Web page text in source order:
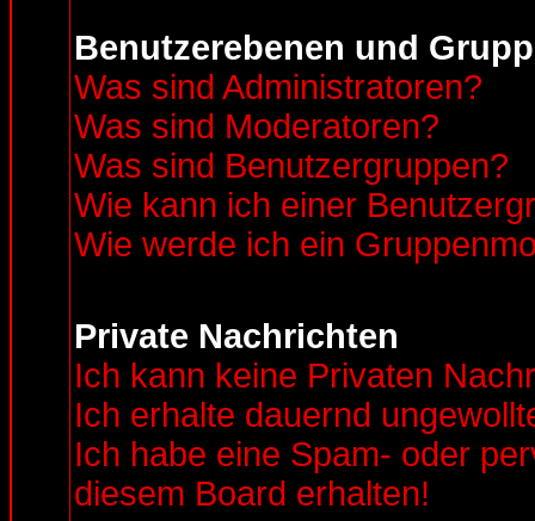
Benutzerebenen und
Was sind Administratoren?
Was sind Moderatoren?
Was sind Benutzergruppen?
Wie kann ich einer
Wie werde ich ein
Private Nachrichten
Ich kann keine Privaten
Ich erhalte dauernd
Ich habe eine Spam- oder
diesem Board erhalten!